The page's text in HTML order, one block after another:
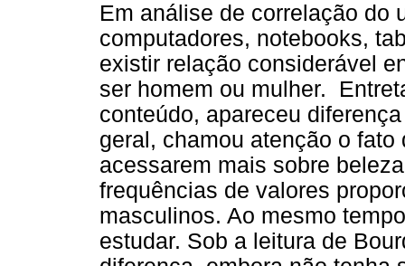
Em análise de correlação do
computadores, notebooks,
existir relação considerável
ser homem ou mulher.
conteúdo, apareceu
geral, chamou atenção o
acessarem mais sobre
frequências de valores
masculinos. Ao mesmo
estudar. Sob a leitura de